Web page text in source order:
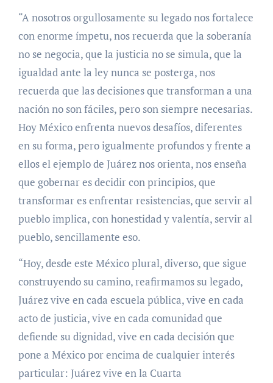
“A nosotros orgullosamente su legado nos fortalece
con enorme ímpetu, nos recuerda que la soberanía
no se negocia, que la justicia no se simula, que la
igualdad ante la ley nunca se posterga, nos
recuerda que las decisiones que transforman a una
nación no son fáciles, pero son siempre necesarias.
Hoy México enfrenta nuevos desafíos, diferentes
en su forma, pero igualmente profundos y frente a
ellos el ejemplo de Juárez nos orienta, nos enseña
que gobernar es decidir con principios, que
transformar es enfrentar resistencias, que servir al
pueblo implica, con honestidad y valentía, servir al
pueblo, sencillamente eso.
“Hoy, desde este México plural, diverso, que sigue
construyendo su camino, reafirmamos su legado,
Juárez vive en cada escuela pública, vive en cada
acto de justicia, vive en cada comunidad que
defiende su dignidad, vive en cada decisión que
pone a México por encima de cualquier interés
particular: Juárez vive en la Cuarta